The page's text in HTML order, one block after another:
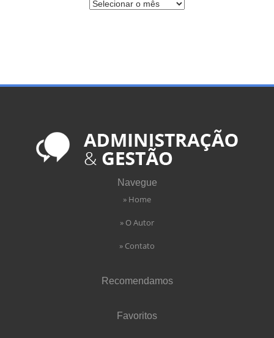
Navegue
» Home
» O Autor
» Contato
Recomendamos
Favoritos